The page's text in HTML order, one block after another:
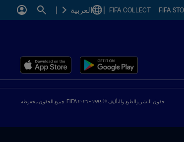
FIFA
FIFA COLLECT العربية
حقوق النشر والطبع والتأليف © ١٩٩٤ - ٢٠٢٦ FIFA. جميع الحقوق محفوظة.